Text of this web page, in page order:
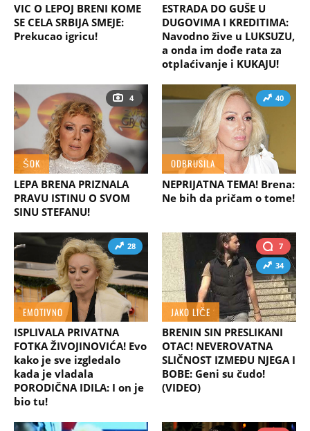
VIC O LEPOJ BRENI KOME
SE CELA SRBIJA SMEJE:
Prekucao igricu!
ESTRADA DO GUŠE U
DUGOVIMA I KREDITIMA:
Navodno žive u LUKSUZU,
a onda im dođe rata za
otplaćivanje i KUKAJU!
4
ŠOK
LEPA BRENA PRIZNALA
PRAVU ISTINU O SVOM
SINU STEFANU!
40
ODBRUSILA
NEPRIJATNA TEMA! Brena:
Ne bih da pričam o tome!
28
EMOTIVNO
ISPLIVALA PRIVATNA
FOTKA ŽIVOJINOVIĆA! Evo
kako je sve izgledalo
kada je vladala
PORODIČNA IDILA: I on je
bio tu!
7
34
JAKO LIČE
BRENIN SIN PRESLIKANI
OTAC! NEVEROVATNA
SLIČNOST IZMEĐU NJEGA I
BOBE: Geni su čudo!
(VIDEO)